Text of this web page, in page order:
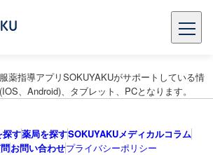
薬指導アプリSOKUYAKUがサポートしている情
、Android)、タブレット、PCとなります。
探す薬局を探すSOKUYAKUメディカルコラム
お問い合わせプライバシーポリシー